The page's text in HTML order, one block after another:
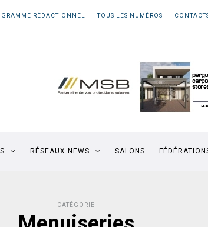
RÉDACTIONNEL TOUS LES NUMÉROS
RÉSEAUX NEWS SALONS
CATÉGORIE